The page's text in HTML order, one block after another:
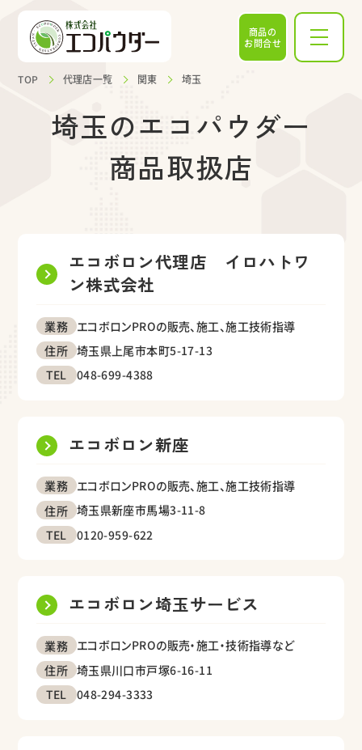
商品の
お問合せ
TOP 代理店一覧 関東 埼玉
埼玉のエコパウダー
商品取扱店
エコボロン代理店 イロハトワ
ン株式会社
業務 エコボロンPROの販売、施工、施工技術指導
住所 埼玉県上尾市本町5-17-13
TEL
048-699-4388
エコボロン新座
業務 エコボロンPROの販売、施工、施工技術指導
住所 埼玉県新座市馬場3-11-8
TEL
0120-959-622
エコボロン埼玉サービス
業務 エコボロンPROの販売・施工・技術指導など
住所 埼玉県川口市戸塚6-16-11
TEL
048-294-3333